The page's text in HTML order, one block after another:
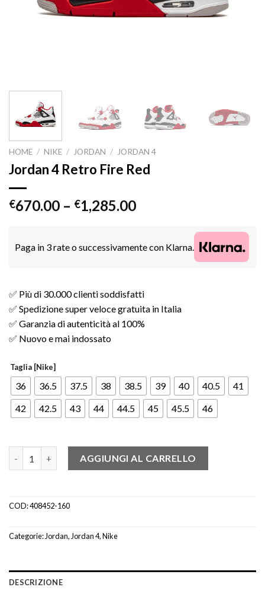
HOME / NIKE / JORDAN / JORDAN 4
Jordan 4 Retro Fire Red
€670.00 – €1,285.00
Paga in 3 rate o successivamente con Klarna.
✅ Più di 30.000 clienti soddisfatti
✅ Spedizione super veloce gratuita in Italia
✅ Garanzia di autenticità al 100%
✅ Nuovo e mai indossato
Taglia [Nike]
36 36.5 37.5 38 38.5 39 40 40.5
41
42
42.5 43 44 44.5 45 45.5 46
AGGIUNGI AL CARRELLO
COD:408452-160
Categorie:Jordan,Jordan 4,Nike
DESCRIZIONE